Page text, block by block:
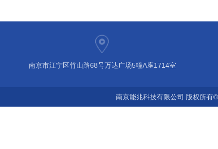
南京市江宁区竹山路68号万达广场5幢A座1714室
南京能兆科技有限公司 版权所有